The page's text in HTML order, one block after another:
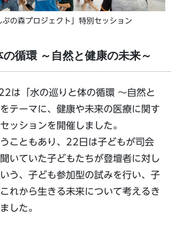
ぶの森プロジェクト」特別セッション
の循環 ～自然と健康の未来～
「水の巡りと体の循環 ～自然と
テーマに、健康や未来の医療に関す
ッションを開催しました。
こともあり、22日は子どもが司会
いていた子どもたちが登壇者に対し
う、子ども参加型の試みを行い、子
れから生きる未来について考えるき
した。